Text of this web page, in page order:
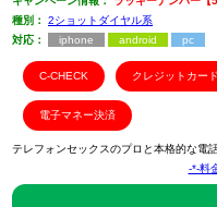
種別：
2ショットダイヤル系
対応：
iphone android pc
C-CHECK クレジットカー
電子マネー決済
テレフォンセックスのプロと本格的な電
-*-料